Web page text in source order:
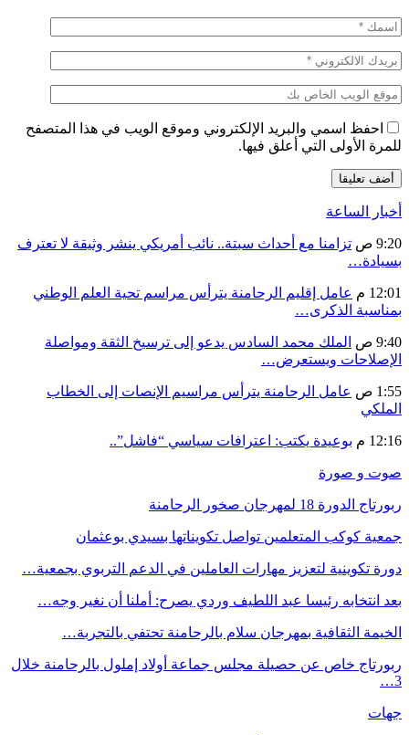
احفظ اسمي والبريد الإلكتروني وموقع الويب في هذا المتصفح
للمرة الأولى التي أعلق فيها.
أخبار الساعة
9:20 ص
تزامنا مع أحداث سبتة.. نائب أمريكي ينشر وثيقة لا تعترف
بسيادة…
12:01 م
عامل إقليم الرحامنة يترأس مراسم تحية العلم الوطني
بمناسبة الذكرى…
9:40 ص
الملك محمد السادس يدعو إلى ترسيخ الثقة ومواصلة
الإصلاحات ويستعرض…
1:55 ص
عامل الرحامنة يترأس مراسيم الإنصات إلى الخطاب
الملكي
12:16 م بوعيدة يكتب: اعترافات سياسي “فاشل”..
صوت و صورة
ربورتاج الدورة 18 لمهرجان صخور الرحامنة
جمعية كوكب المتعلمين تواصل تكويناتها بسيدي بوعثمان
دورة تكوينية لتعزيز مهارات العاملين في الدعم التربوي بجمعية…
بعد انتخابه رئيسا عبد اللطيف وردي يصرح: أملنا أن نغير وجه…
الخيمة الثقافية بمهرجان سلام بالرحامنة تحتفي بالتجربة…
ربورتاج خاص عن حصيلة مجلس جماعة أولاد إملول بالرحامنة خلال
3…
جهات